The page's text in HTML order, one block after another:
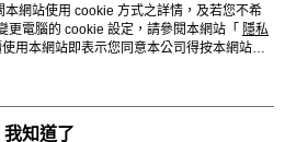
網站使用 cookie 方式之詳情，及若您不希
更電腦的 cookie 設定，請參閱本網站「 隱私
用本網站即表示您同意本公司得按本網站使
我知道了